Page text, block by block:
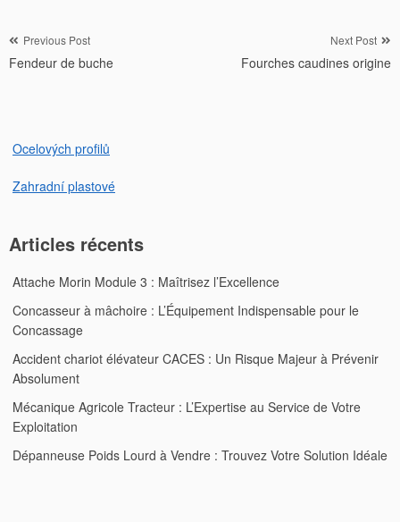
Navigation
de
Previous Post
Fendeur de buche
Next Post
Fourches caudines origine
Ocelových profilů
Zahradní plastové
Articles récents
Attache Morin Module 3 : Maîtrisez l’Excellence
Concasseur à mâchoire : L’Équipement Indispensable pour le
Concassage
Accident chariot élévateur CACES : Un Risque Majeur à Prévenir
Absolument
Mécanique Agricole Tracteur : L’Expertise au Service de Votre
Exploitation
Dépanneuse Poids Lourd à Vendre : Trouvez Votre Solution Idéale